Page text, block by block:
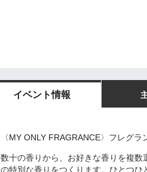
イベント情報
〈MY ONLY FRAGRANCE〉フレグラ
数十の香りから、お好きな香りを複
の特別な香りをつくります。 ひとつひ